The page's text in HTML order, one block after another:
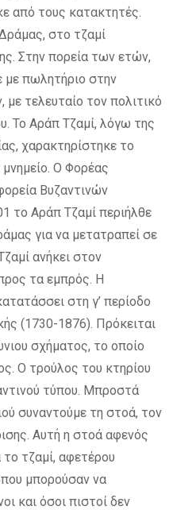
από τους κατακτητές.
στο τζαμί
Στην πορεία των ετών,
με πωλητήριο στην
τελευταίο τον πολιτικό
Το Αράπ Τζαμί, λόγω της
χαρακτηρίστηκε το
Ο Φορέας
Βυζαντινών
το Αράπ Τζαμί περιήλθε
για να μετατραπεί σε
ανήκει στον
τα εμπρός. Η
στη γ’ περίοδο
(1730-1876). Πρόκειται
σχήματος, το οποίο
Ο τρούλος του κτηρίου
τύπου. Μπροστά
συναντούμε τη στοά, τον
Αυτή η στοά αφενός
τζαμί, αφετέρου
μπορούσαν να
και όσοι πιστοί δεν